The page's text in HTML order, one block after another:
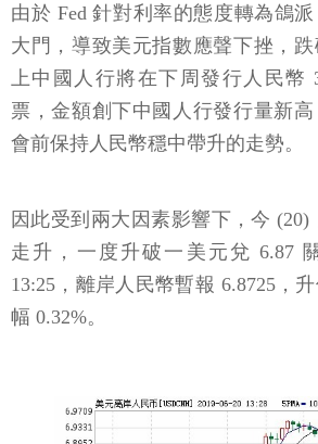
由於 Fed 針對利率的態度轉為鴿
大門，導致美元指數應聲下挫，
上中國人行將在下周發行人民幣
票，金額創下中國人行發行量新
會前保持人民幣穩中帶升的走勢。
因此受到兩大因素影響下，今
走升，一度升破一美元兌 6.87
13:25，離岸人民幣暫報 6.8725，
幅 0.32%。